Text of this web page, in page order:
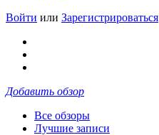
Войти или Зарегистрироваться
Добавить обзор
Все обзоры
Лучшие записи